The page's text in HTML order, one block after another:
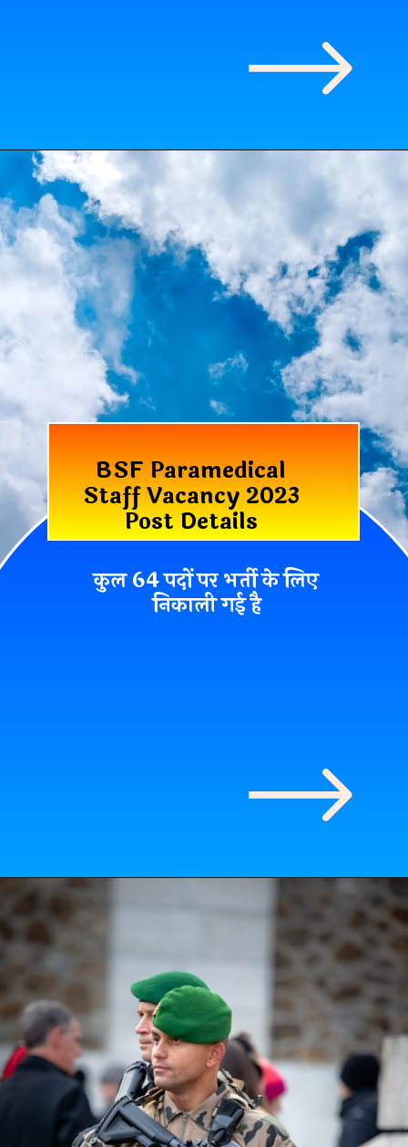
BSF Paramedical
Staff Vacancy 2023
Post Details
कुल 64 पदों पर भर्ती के लिए
निकाली गई है